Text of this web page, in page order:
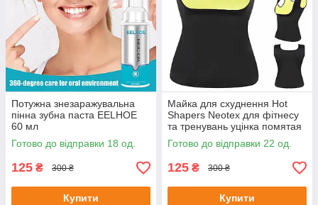
Потужна знезаражувальна
пінна зубна паста EELHOE
60 мл
Готово до відправки 18 од.
125 ₴ 300 ₴
Купити
Майка для схуднення Hot
Shapers Neotex для фітнесу
та тренувань уцінка помятая
упаковка Розмір XXL
Готово до відправки 22 од.
125 ₴ 300 ₴
Купити